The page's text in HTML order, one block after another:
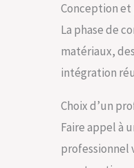
Conception
La phase de
matériaux,
intégration
Choix d’un
Faire appel à
professionnel